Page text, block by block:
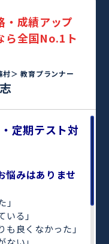
・成績アップ
ら全国No.1ト
村＞教育プランナー
定期テスト対
悩みはありませ
る」
も良くなかった」